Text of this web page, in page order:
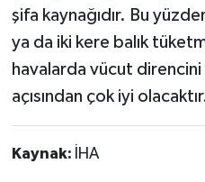
şifa kaynağıdır. Bu
ya da iki kere balık
havalarda vücut direncini
açısından çok iyi
Kaynak: İHA